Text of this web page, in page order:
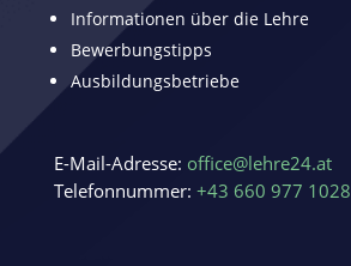
Informationen über die Lehre
Bewerbungstipps
Ausbildungsbetriebe
E-Mail-Adresse: office@lehre24.at
Telefonnummer: +43 660 977 1028